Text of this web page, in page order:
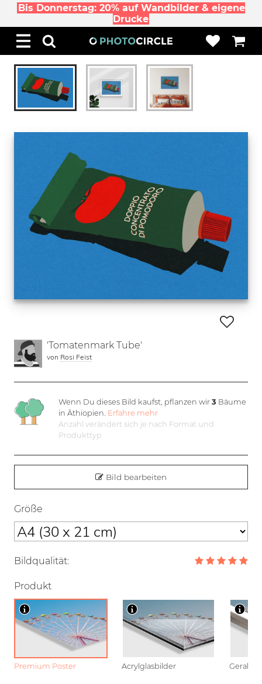
Bis Donnerstag: 20% auf Wandbilder & eigene
Drucke
'Tomatenmark Tube'
von Rosi Feist
Wenn Du dieses Bild kaufst, pflanzen wir3 Bäume
in Äthiopien. Erfahre mehr
Anzahl verändert sich je nach Format und
Produkttyp
Bild bearbeiten
Größe
Bildqualität:
Produkt
Premium Poster Acrylglasbilder